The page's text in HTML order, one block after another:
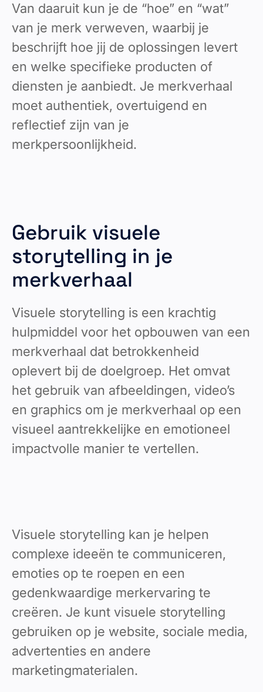
Van daaruit kun je de “hoe” en “wat”
van je merk verweven, waarbij je
beschrijft hoe jij de oplossingen levert
en welke specifieke producten of
diensten je aanbiedt. Je merkverhaal
moet authentiek, overtuigend en
reflectief zijn van je
merkpersoonlijkheid.
Gebruik visuele
storytelling in je
merkverhaal
Visuele storytelling is een krachtig
hulpmiddel voor het opbouwen van een
merkverhaal dat betrokkenheid
oplevert bij de doelgroep. Het omvat
het gebruik van afbeeldingen, video’s
en graphics om je merkverhaal op een
visueel aantrekkelijke en emotioneel
impactvolle manier te vertellen.
Visuele storytelling kan je helpen
complexe ideeën te communiceren,
emoties op te roepen en een
gedenkwaardige merkervaring te
creëren. Je kunt visuele storytelling
gebruiken op je website, sociale media,
advertenties en andere
marketingmaterialen.